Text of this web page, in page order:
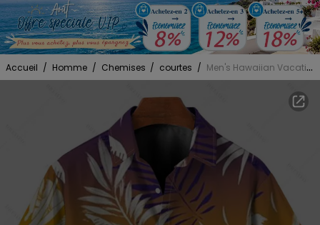
Accueil / Homme / Chemises / courtes / Men's Hawaiian Vacation Shirt Tropical Palm Leaf Print Ombre Button Up Shirt